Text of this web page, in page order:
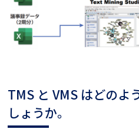
TMS と VMS はどのよ
しょうか。